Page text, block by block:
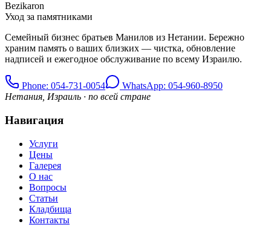
Bezikaron
Уход за памятниками
Семейный бизнес братьев Манилов из Нетании. Бережно
храним память о ваших близких — чистка, обновление
надписей и ежегодное обслуживание по всему Израилю.
Phone: 054-731-0054
WhatsApp: 054-960-8950
Нетания, Израиль · по всей стране
Навигация
Услуги
Цены
Галерея
О нас
Вопросы
Статьи
Кладбища
Контакты